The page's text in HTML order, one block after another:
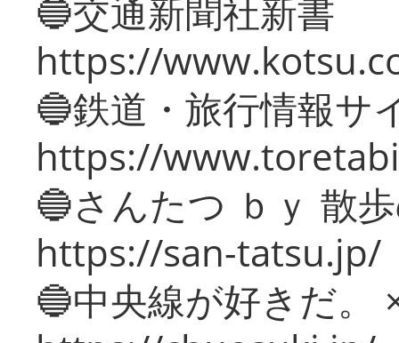
🔵交通新聞社新書
https://
🔵鉄道・旅行情報サ
https://
🔵さんたつ ｂｙ 散
https://san-tatsu.jp/
🔵中央線が好きだ。